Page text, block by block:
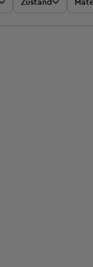
Zustand